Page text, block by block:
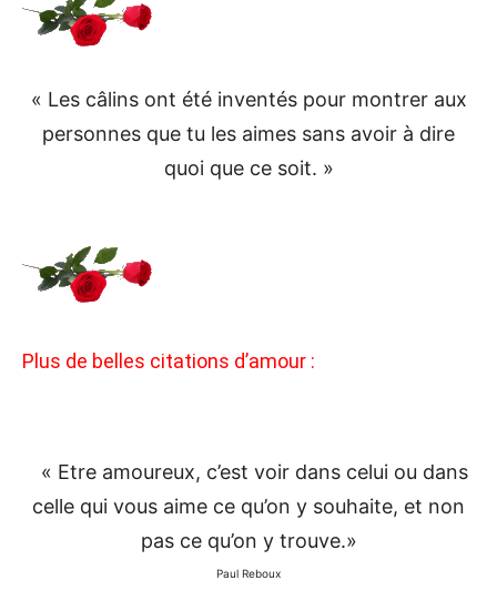
« Les câlins ont été inventés pour montrer aux
personnes que tu les aimes sans avoir à dire
quoi que ce soit. »
Plus de belles citations d’amour :
« Etre amoureux, c’est voir dans celui ou dans
celle qui vous aime ce qu’on y souhaite, et non
pas ce qu’on y trouve.»
Paul Reboux